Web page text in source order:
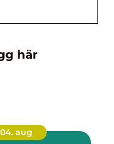
här
04. aug